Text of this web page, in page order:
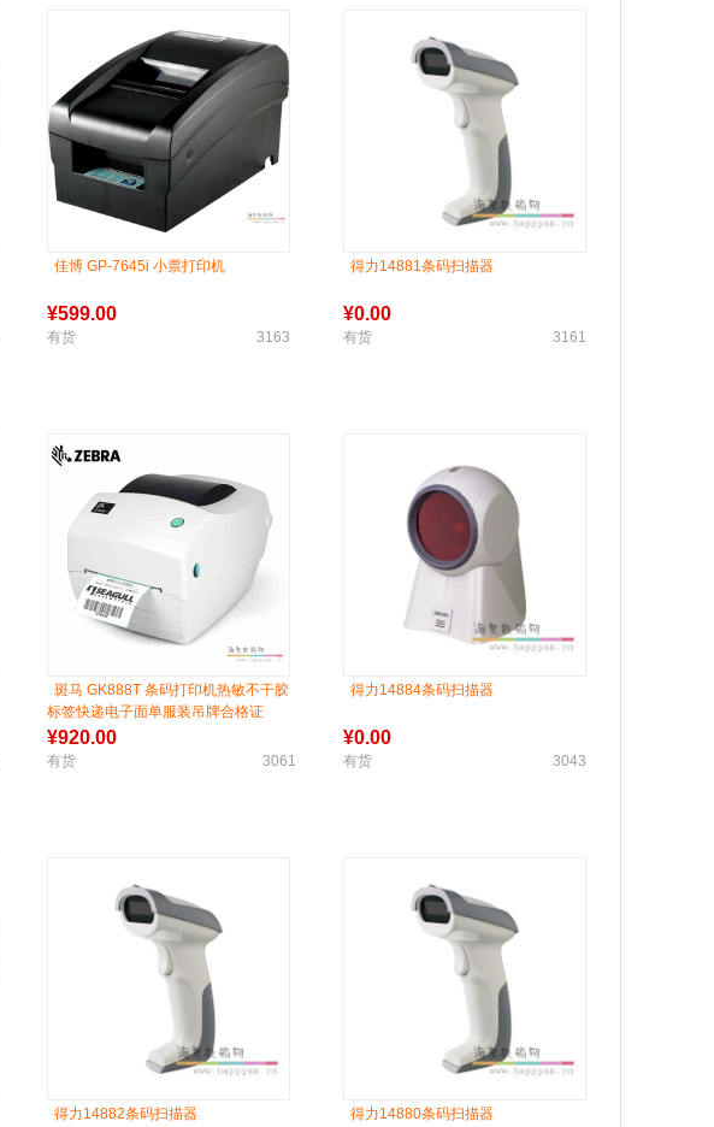
佳博 GP-7645i 小票打印机
¥599.00
有货 3163
得力14881条码扫描器
¥0.00
有货 3161
斑马 GK888T 条码打印机热敏不干胶
标签快递电子面单服装吊牌合格证
¥920.00
有货 3061
得力14884条码扫描器
¥0.00
有货 3043
得力14882条码扫描器 得力14880条码扫描器